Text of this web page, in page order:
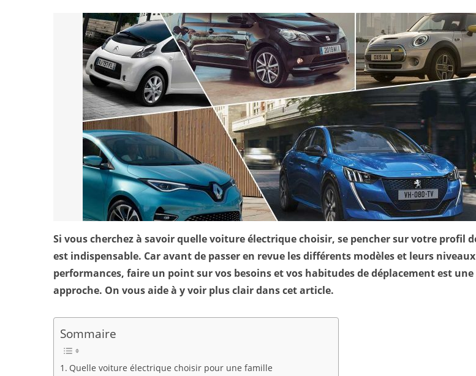
Si vous cherchez à savoir quelle voiture électrique choisir, se pencher sur votre profil
est indispensable. Car avant de passer en revue les différents modèles et leurs
performances, faire un point sur vos besoins et vos habitudes de déplacement est
approche. On vous aide à y voir plus clair dans cet article.
Sommaire
Quelle voiture électrique choisir pour une famille